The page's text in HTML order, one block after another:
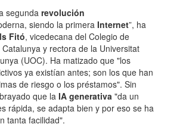
segundarevolución
siendo la primera Internet”, ha
Fitó, vicedecana del Colegio de
y rectora de la Universitat
(UOC). Ha matizado que "los
ya existían antes; son los que han
de riesgo o los préstamos". Sin
que la IA generativa "da un
rápida, se adapta bien y por eso se ha
tanta facilidad".